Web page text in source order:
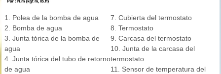
1. Polea de la bomba de agua
2. Bomba de agua
3. Junta tórica de la bomba de
agua
4. Junta tórica del tubo de retorno
de agua
7. Cubierta del termostato
8. Termostato
9. Carcasa del termostato
10. Junta de la carcasa del
termostato
11. Sensor de temperatura del